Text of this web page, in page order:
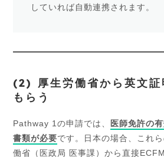
していれば自動連携されます。
(2) 厚生労働省から英文証
もらう
Pathway 1の申請では、 医師免許の
書類が必要です。日本の場合、これ
働省（医政局 医事課）から直接